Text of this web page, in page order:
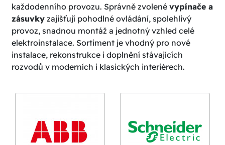
každodenního provozu. Správně zvolené vypínače a
zásuvky zajišťují pohodlné ovládání, spolehlivý
provoz, snadnou montáž a jednotný vzhled celé
elektroinstalace. Sortiment je vhodný pro nové
instalace, rekonstrukce i doplnění stávajících
rozvodů v moderních i klasických interiérech.